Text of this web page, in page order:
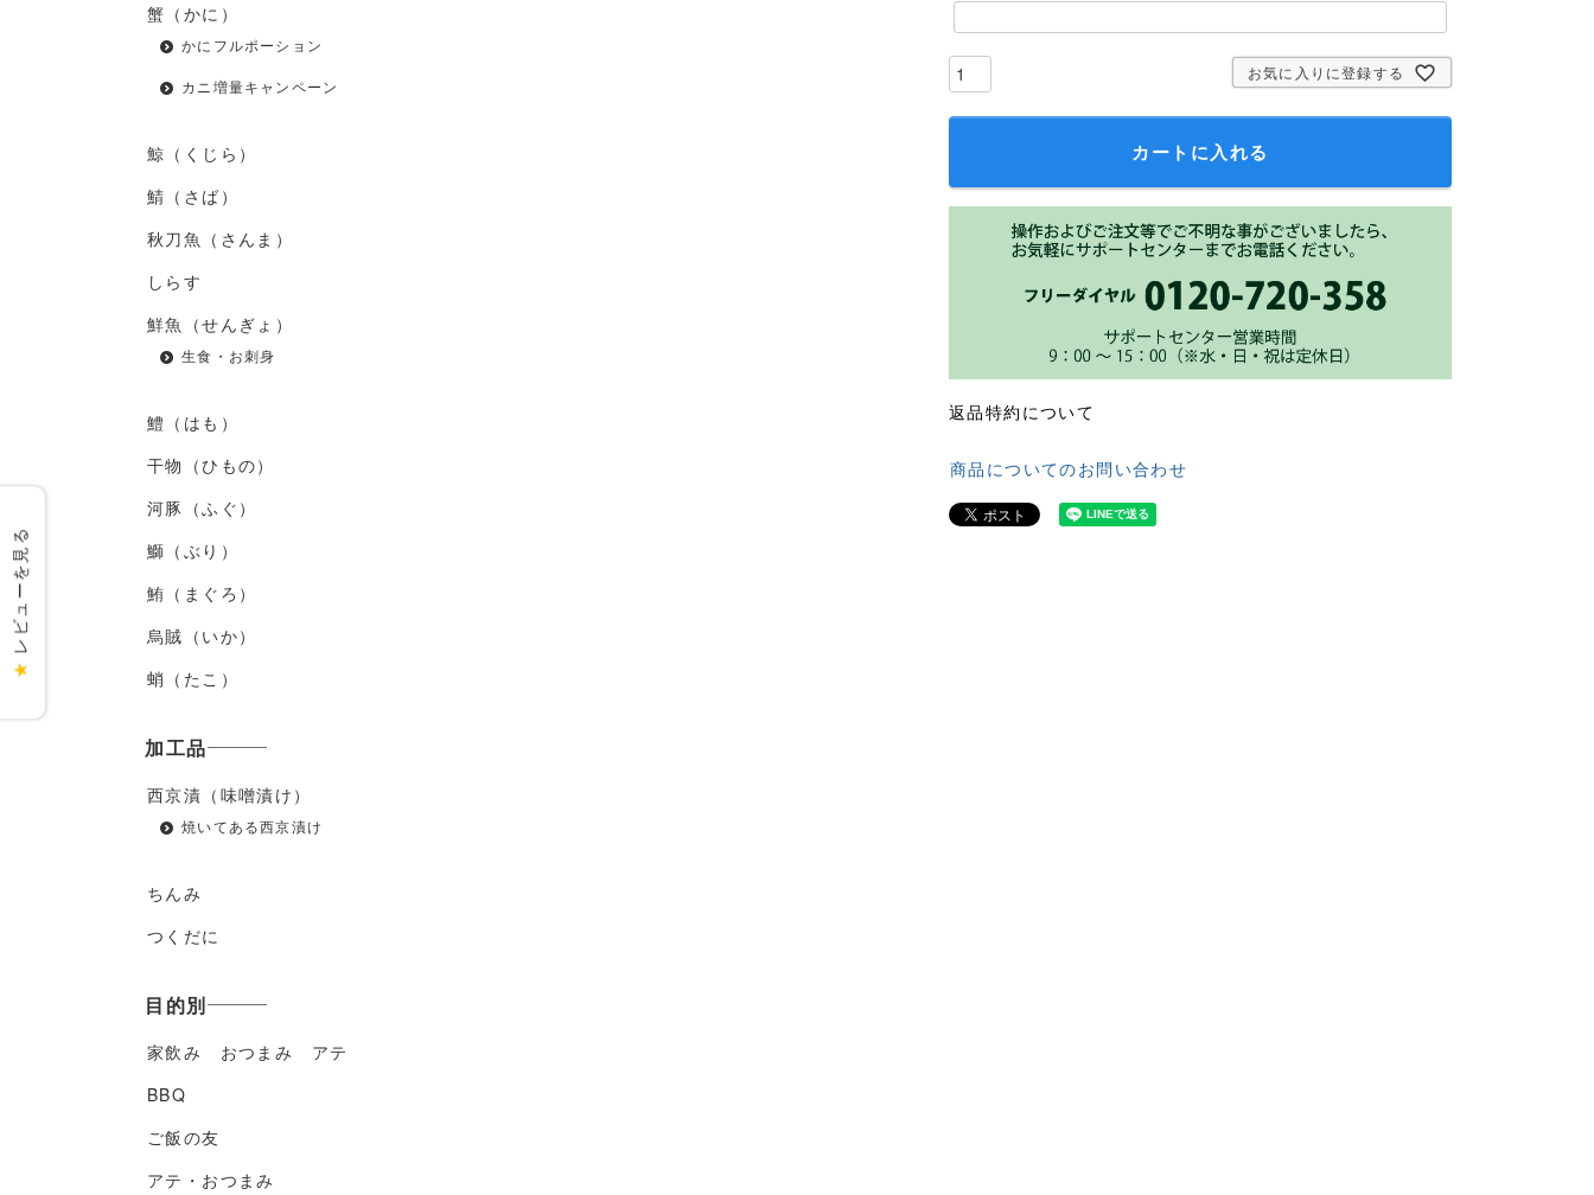
蟹（かに）
かにフルポーション
カニ増量キャンペーン
鯨（くじら）
鯖（さば）
秋刀魚（さんま）
しらす
鮮魚（せんぎょ）
生食・お刺身
鱧（はも）
干物（ひもの）
河豚（ふぐ）
鰤（ぶり）
鮪（まぐろ）
烏賊（いか）
蛸（たこ）
加工品
西京漬（味噌漬け）
焼いてある西京漬け
ちんみ
つくだに
目的別
家飲み おつまみ アテ
BBQ
ご飯の友
アテ・おつまみ
お気に入りに登録する
カートに入れる
返品特約について
商品についてのお問い合わせ
★
レビューを見る